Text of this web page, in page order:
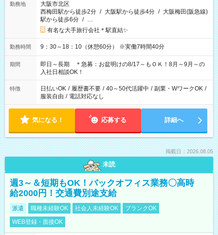
勤務地
大阪市北区
西梅田駅から徒歩2分 / 大阪駅から徒歩4分 / 大阪梅田(阪急線)
駅から徒歩6分 / …
有名な大手旅行会社＊駅直結✨
勤務時間 9：30～18：10（休憩60分） ※実働7時間40分
期間
即日～長期 ＊急募：お盆明けの8/17～もＯＫ！8月～9月～の
入社日相談OK！
特徴 日払いOK / 履歴書不要 / 40～50代活躍中 / 副業・WワークOK /
服装自由 / 電話対応なし
気になる！ 応募する 詳細へ
掲載日：2026.08.05
未読
週3～＆短期もOK！バックオフィス業務〇高時
給2000円！交通費別途支給
派遣 職種未経験OK 社会人未経験OK
ブランクOK
WEB登録・面接OK